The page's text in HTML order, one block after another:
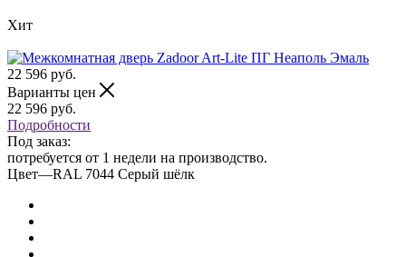
Хит
22 596 руб.
Варианты цен
22 596 руб.
Подробности
Под заказ:
потребуется от 1 недели на производство.
Цвет—RAL 7044 Серый шёлк